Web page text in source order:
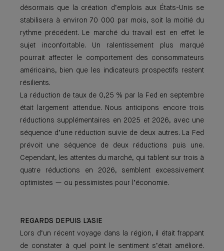
désormais que la création d’emplois aux États-Unis se
stabilisera à environ 70 000 par mois, soit la moitié du
rythme précédent. Le marché du travail est en effet le
sujet inconfortable. Un ralentissement plus marqué
pourrait affecter le comportement des consommateurs
américains, bien que les indicateurs prospectifs restent
résilients.
La réduction de taux de 0,25 % par la Fed en septembre
était largement attendue. Nous anticipons encore trois
réductions supplémentaires en 2025 et 2026, avec une
séquence d’une réduction suivie de deux autres. La Fed
prévoit une séquence de deux réductions puis une.
Cependant, les attentes du marché, qui tablent sur trois à
quatre réductions en 2026, semblent excessivement
optimistes — ou pessimistes pour l’économie.
REGARDS DEPUIS L’ASIE
Lors d’un récent voyage dans la région, il était frappant
de constater à quel point le sentiment s’était amélioré.